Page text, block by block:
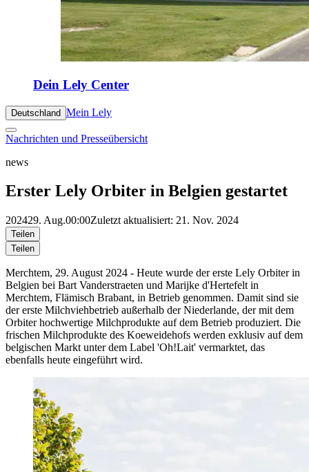
Dein Lely Center
Deutschland Mein Lely
Nachrichten und Presseübersicht
news
Erster Lely Orbiter in Belgien gestartet
202429. Aug.00:00Zuletzt aktualisiert: 21. Nov. 2024
Teilen
Teilen
Merchtem, 29. August 2024 - Heute wurde der erste Lely Orbiter in
Belgien bei Bart Vanderstraeten und Marijke d'Hertefelt in
Merchtem, Flämisch Brabant, in Betrieb genommen. Damit sind sie
der erste Milchviehbetrieb außerhalb der Niederlande, der mit dem
Orbiter hochwertige Milchprodukte auf dem Betrieb produziert. Die
frischen Milchprodukte des Koeweidehofs werden exklusiv auf dem
belgischen Markt unter dem Label 'Oh!Lait' vermarktet, das
ebenfalls heute eingeführt wird.